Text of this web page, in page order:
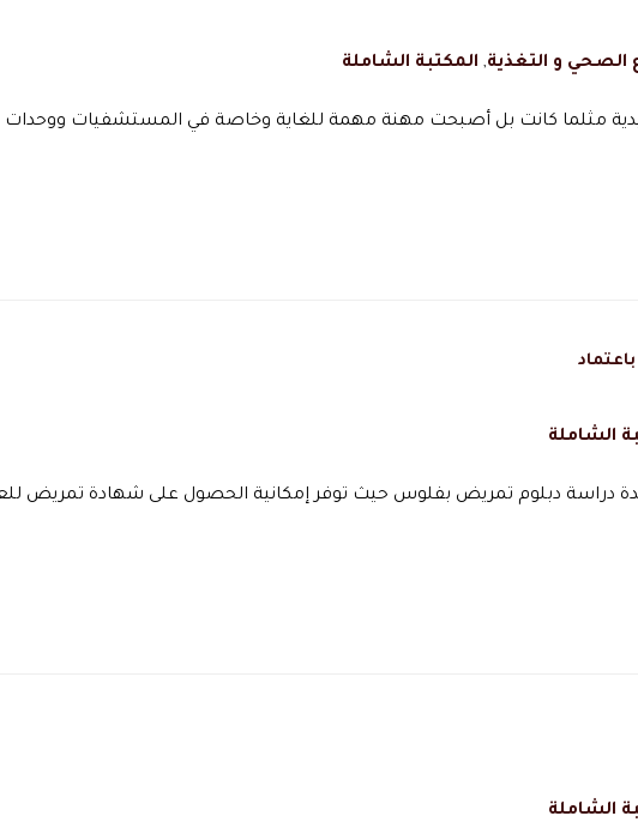
الصحي و التغذية, المكتبة الشاملة
مثلما كانت بل أصبحت مهنة مهمة للغاية وخاصة في المستشفيات ووحدات
الشاملة
دراسة دبلوم تمريض بفلوس حيث توفر إمكانية الحصول على شهادة تمريض
الشاملة